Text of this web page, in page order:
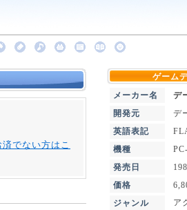
でない方はこ
ゲーム
メーカー名
デ
開発元
デ
英語表記
機種
発売日
価格
ジャンル
ア